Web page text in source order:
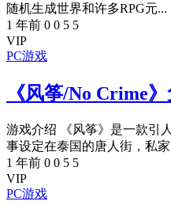
随机生成世界和许多RPG元...
1 年前 0 0 5 5
VIP
PC游戏
《风筝/No Crime
游戏介绍 《风筝》是一款引
事设定在泰国的唐人街，私家
1 年前 0 0 5 5
VIP
PC游戏